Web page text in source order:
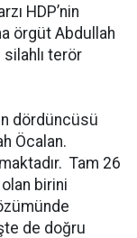
HDP’nin
örgüt Abdullah
silahlı terör
dördüncüsü
Öcalan.
Tam 26
birini
de doğru